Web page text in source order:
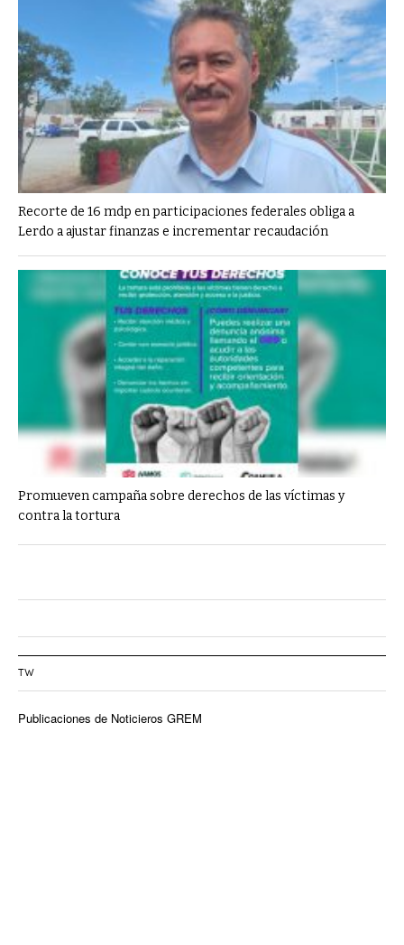
Recorte de 16 mdp en participaciones federales obliga a
Lerdo a ajustar finanzas e incrementar recaudación
Promueven campaña sobre derechos de las víctimas y
contra la tortura
TW
Publicaciones de Noticieros GREM